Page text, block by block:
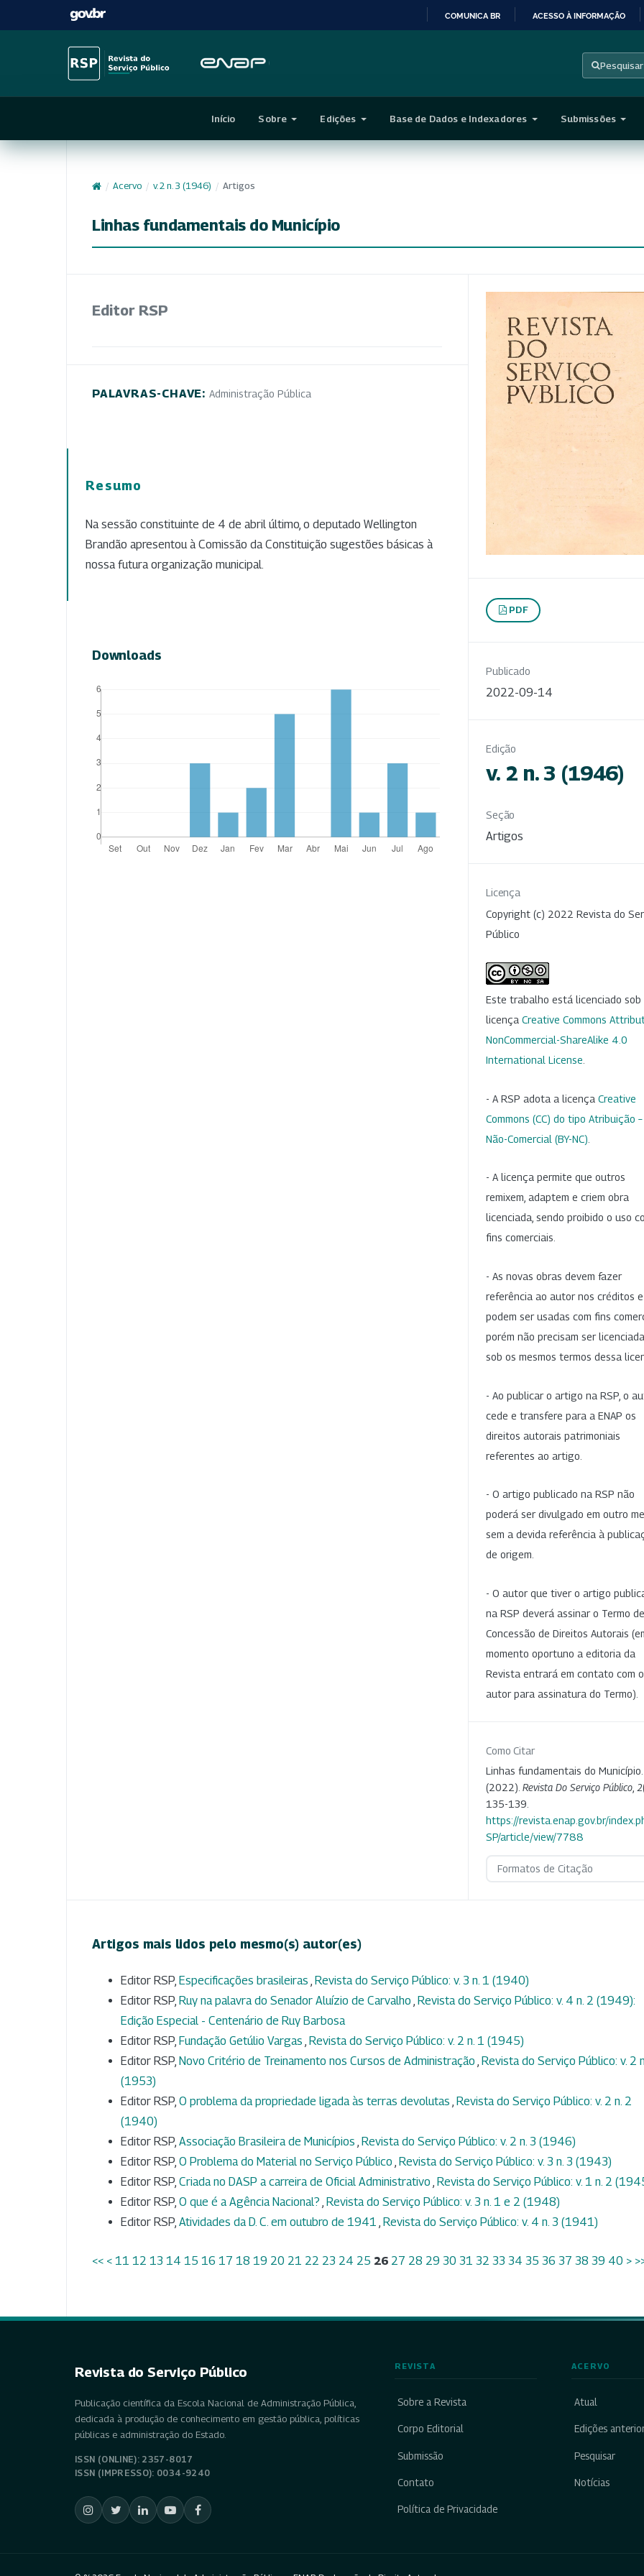
CONTEÚDO
COMUNICA BR ACESSO À INFORMAÇÃO
Pesquisar
Início Sobre Edições Base de Dados e Indexadores Submissões
/ Acervo / v. 2 n. 3 (1946) / Artigos
Linhas fundamentais do Município
Editor RSP
PALAVRAS-CHAVE: Administração Pública
Resumo
Na sessão constituinte de 4 de abril último, o deputado Wellington
Brandão apresentou à Comissão da Constituição sugestões básicas à
nossa futura organização municipal.
Downloads
PDF
Publicado
2022-09-14
Edição
v. 2 n. 3 (1946)
Seção
Artigos
Licença
Copyright (c) 2022 Revista do
Público
Este trabalho está licenciado sob
licença Creative Commons
NonCommercial-ShareAlike 4.0
International License
- A RSP adota a licença Creative
Commons (CC) do tipo Atribuição –
Não-Comercial (BY-NC)
- A licença permite que outros
remixem, adaptem e criem obra
licenciada, sendo proibido o uso
fins comerciais.
- As novas obras devem fazer
referência ao autor nos créditos
podem ser usadas com fins
porém não precisam ser
sob os mesmos termos dessa
- Ao publicar o artigo na RSP, o
cede e transfere para a ENAP os
direitos autorais patrimoniais
referentes ao artigo.
- O artigo publicado na RSP não
poderá ser divulgado em outro
sem a devida referência à
de origem.
- O autor que tiver o artigo
na RSP deverá assinar o Termo de
Concessão de Direitos Autorais
momento oportuno a editoria da
Revista entrará em contato com o
autor para assinatura do Termo).
Como Citar
Linhas fundamentais do Município.
(2022). Revista Do Serviço Público 2
135-139.
https://revista.enap.gov.br/
SP/article/view/7788
Formatos de Citação
Artigos mais lidos pelo mesmo(s) autor(es)
Editor RSP, Especificações brasileiras , Revista do Serviço Público: v. 3 n. 1 (1940)
Editor RSP, Ruy na palavra do Senador Aluízio de Carvalho , Revista do Serviço Público: v. 4 n. 2 (1949):
Edição Especial - Centenário de Ruy Barbosa
Editor RSP, Fundação Getúlio Vargas , Revista do Serviço Público: v. 2 n. 1 (1945)
Editor RSP, Novo Critério de Treinamento nos Cursos de Administração , Revista do Serviço Público: v. 2
(1953)
Editor RSP, O problema da propriedade ligada às terras devolutas , Revista do Serviço Público: v. 2 n. 2
(1940)
Editor RSP, Associação Brasileira de Municípios , Revista do Serviço Público: v. 2 n. 3 (1946)
Editor RSP, O Problema do Material no Serviço Público , Revista do Serviço Público: v. 3 n. 3 (1943)
Editor RSP, Criada no DASP a carreira de Oficial Administrativo , Revista do Serviço Público: v. 1 n. 2
Editor RSP, O que é a Agência Nacional? , Revista do Serviço Público: v. 3 n. 1 e 2 (1948)
Editor RSP, Atividades da D. C. em outubro de 1941 , Revista do Serviço Público: v. 4 n. 3 (1941)
<< < 11 12 13 14 15 16 17 18 19 20 21 22 23 24 25 26 27 28 29 30 31 32 33 34 35 36 37 38 39 40 >
Revista do Serviço Público
Publicação científica da Escola Nacional de Administração Pública,
dedicada à produção de conhecimento em gestão pública, políticas
públicas e administração do Estado.
ISSN (ONLINE): 2357-8017
ISSN (IMPRESSO): 0034-9240
REVISTA
Sobre a Revista
Corpo Editorial
Submissão
Contato
Política de Privacidade
ACERVO
Atual
Edições
Pesquisar
Notícias